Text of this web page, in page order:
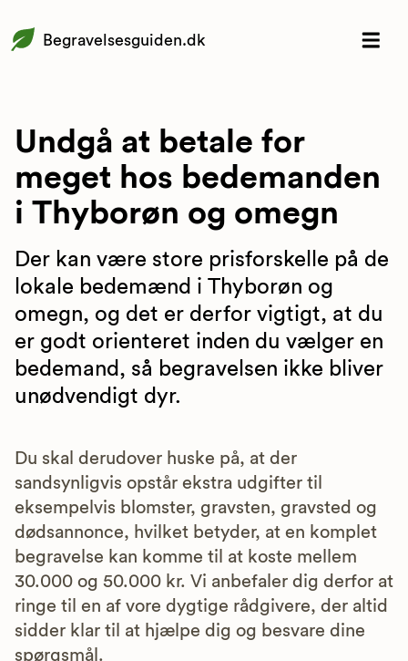
Begravelsesguiden.dk
Undgå at betale for
meget hos bedemanden
i Thyborøn og omegn
Der kan være store prisforskelle på de
lokale bedemænd i Thyborøn og
omegn, og det er derfor vigtigt, at du
er godt orienteret inden du vælger en
bedemand, så begravelsen ikke bliver
unødvendigt dyr.
Du skal derudover huske på, at der
sandsynligvis opstår ekstra udgifter til
eksempelvis blomster, gravsten, gravsted og
dødsannonce, hvilket betyder, at en komplet
begravelse kan komme til at koste mellem
30.000 og 50.000 kr. Vi anbefaler dig derfor at
ringe til en af vore dygtige rådgivere, der altid
sidder klar til at hjælpe dig og besvare dine
spørgsmål.